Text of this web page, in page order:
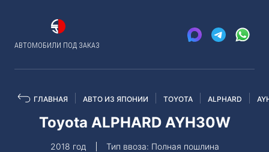
АВТОМОБИЛИ ПОД ЗАКАЗ
ГЛАВНАЯ АВТО ИЗ ЯПОНИИ TOYOTA ALPHARD
Toyota ALPHARD AYH30W
2018 год Тип ввоза: Полная пошлина